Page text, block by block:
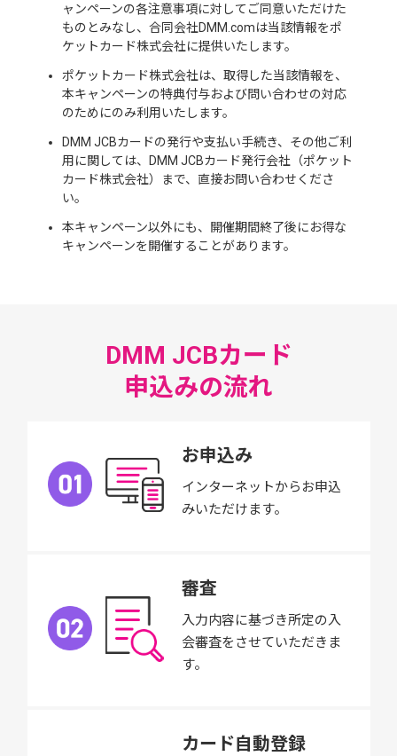
ャンペーンの各注意事項に対してご同意いただけた
ものとみなし、合同会社DMM.comは当該情報をポ
ケットカード株式会社に提供いたします。
ポケットカード株式会社は、取得した当該情報を、
本キャンペーンの特典付与および問い合わせの対応
のためにのみ利用いたします。
DMM JCBカードの発行や支払い手続き、その他ご利
用に関しては、DMM JCBカード発行会社（ポケット
カード株式会社）まで、直接お問い合わせくださ
い。
本キャンペーン以外にも、開催期間終了後にお得な
キャンペーンを開催することがあります。
DMM JCBカード
申込みの流れ
お申込み
インターネットからお申込
みいただけます。
審査
入力内容に基づき所定の入
会審査をさせていただきま
す。
カード自動登録